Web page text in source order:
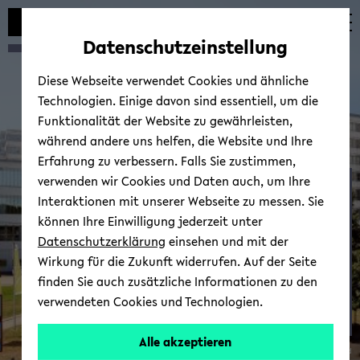
Automatische
vermeiden
zum
wechseln
zum
wechseln
zum
wechseln
Ak­tu­el­le wie äl­te­re For­
schungs­pro­jek­te (Back­
up)
© Uni­ver­si­tät Bie­le­feld
Datenschutzeinstellung
Diese Webseite verwendet Cookies und ähnliche
Technologien. Einige davon sind essentiell, um die
Funktionalität der Website zu gewährleisten,
während andere uns helfen, die Website und Ihre
Erfahrung zu verbessern. Falls Sie zustimmen,
verwenden wir Cookies und Daten auch, um Ihre
Interaktionen mit unserer Webseite zu messen. Sie
können Ihre Einwilligung jederzeit unter
Datenschutzerklärung einsehen und mit der
Wirkung für die Zukunft widerrufen. Auf der Seite
finden Sie auch zusätzliche Informationen zu den
verwendeten Cookies und Technologien.
Alle akzeptieren